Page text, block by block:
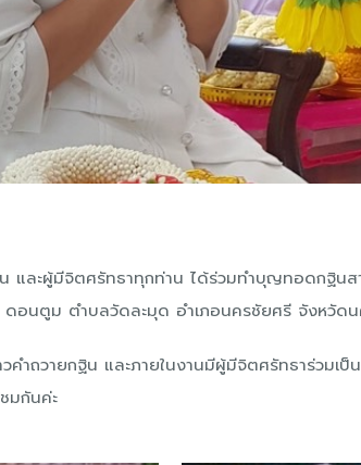
ละผู้มีจิตศรัทธาทุกท่าน ได้ร่วมทำบุญทอดกฐิน
อนตูม ตำบลวัดละมุด อำเภอนครชัยศรี จังหวัด
ถวายกฐิน และภายในงานมีผู้มีจิตศรัทธาร่วมเป็
มกันค่ะ